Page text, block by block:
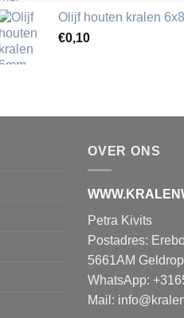
Olijf houten kralen
€0,10
OVER ONS
Petra Kivits
Postadres:
5661AM
WhatsApp:
Mail: